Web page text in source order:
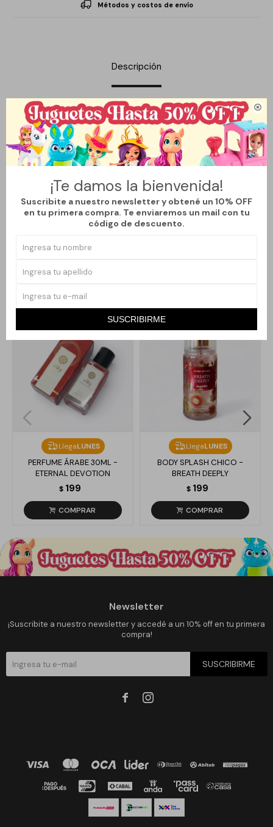

¡Te damos la bienvenida!
Suscribite a nuestro newsletter y obtené un 10% OFF
en tu primera compra. Te enviaremos un mail con tu
código de descuento.
SUSCRIBIRME
Métodos y costos de envío
Descripción
Disfrutá de un set de regalo exclusivo que incluye dos perfumes
Chavnk diseñados especialmente para mujer. Cada fragancia
ofrece una experiencia olfativa floral que realza tu estilo y
personalidad.
Tipo de perfume Eau de parfum, con presentación en set x2 de
30ml cada uno.
Ideal para uso diario o para ocasiones especiales. Perfecto para
Productos que te pueden interesar
LlegaLUNES
PERFUME ÁRABE 30ML -
ETERNAL DEVOTION
$ 199
LlegaLUNES
BODY SPLASH CHICO -
BREATH DEEPLY
$ 199
Newsletter
¡Suscribite a nuestro newsletter y accedé a un 10% off en tu primera
compra!
SUSCRIBIRME
 